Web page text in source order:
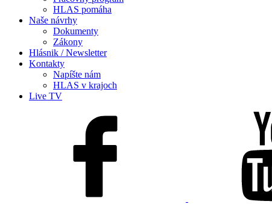
HLAS pomáha
Naše návrhy
Dokumenty
Zákony
Hlásnik / Newsletter
Kontakty
Napíšte nám
HLAS v krajoch
Live TV